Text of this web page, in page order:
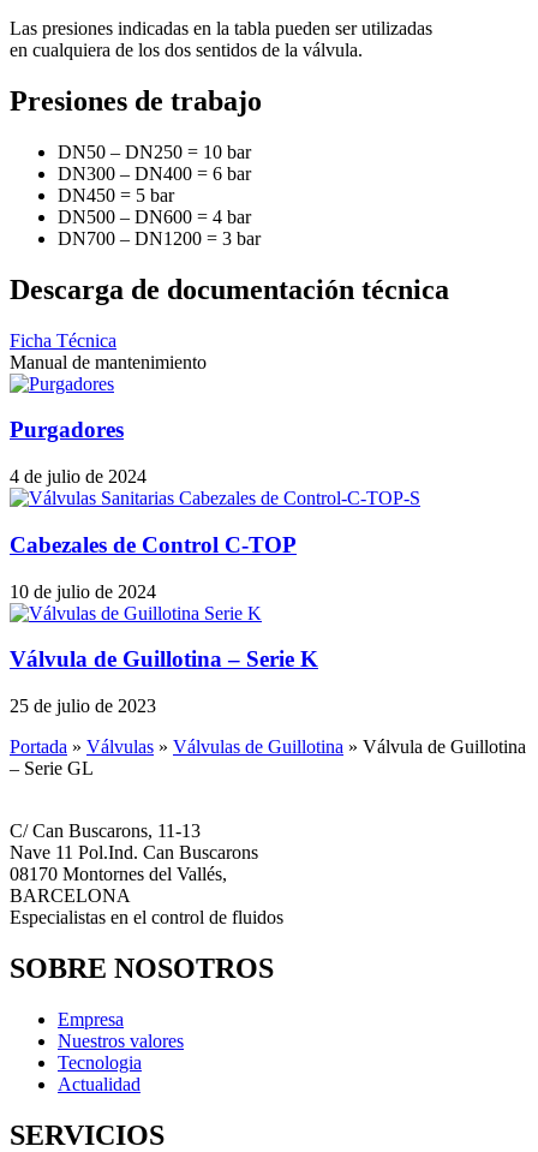
Las presiones indicadas en la tabla pueden ser utilizadas
en cualquiera de los dos sentidos de la válvula.
Presiones de trabajo
DN50 – DN250 = 10 bar
DN300 – DN400 = 6 bar
DN450 = 5 bar
DN500 – DN600 = 4 bar
DN700 – DN1200 = 3 bar
Descarga de documentación técnica
Ficha Técnica
Manual de mantenimiento
Purgadores
4 de julio de 2024
Cabezales de Control C-TOP
10 de julio de 2024
Válvula de Guillotina – Serie K
25 de julio de 2023
Portada » Válvulas » Válvulas de Guillotina » Válvula de Guillotina
– Serie GL
C/ Can Buscarons, 11-13
Nave 11 Pol.Ind. Can Buscarons
08170 Montornes del Vallés,
BARCELONA
Especialistas en el control de fluidos
SOBRE NOSOTROS
Empresa
Nuestros valores
Tecnologia
Actualidad
SERVICIOS